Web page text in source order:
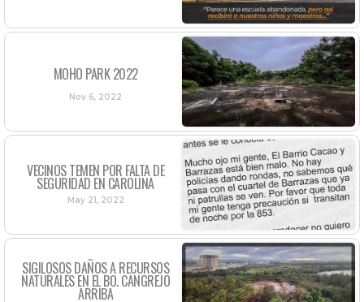
MOHO PARK 2022
Nov 6, 2022
VECINOS TEMEN POR FALTA DE
SEGURIDAD EN CAROLINA
May 21, 2022
SIGILOSOS DAÑOS A RECURSOS
NATURALES EN EL BO. CANGREJO
ARRIBA